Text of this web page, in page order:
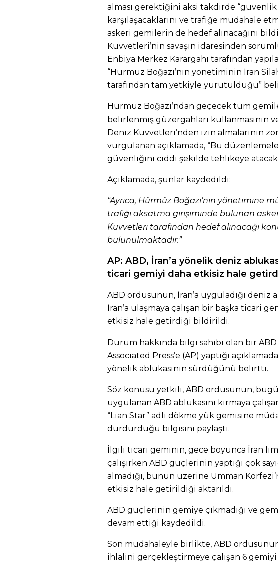
alması gerektiğini aksi takdirde
karşılaşacaklarını ve trafiğe müdahale
askeri gemilerin de hedef alınacağını
Kuvvetleri’nin savaşın idaresinden
Enbiya Merkez Karargahı tarafından
“Hürmüz Boğazı’nın yönetiminin İran
tarafından tam yetkiyle yürütüldüğü”
Hürmüz Boğazı’ndan geçecek tüm
belirlenmiş güzergahları kullanmasının
Deniz Kuvvetleri’nden izin almalarının
vurgulanan açıklamada, “Bu
güvenliğini ciddi şekilde tehlikeye
Açıklamada, şunlar kaydedildi:
“Ayrıca, Hürmüz Boğazı’nın yönetimine
trafiği aksatma girişiminde bulunan
Kuvvetleri tarafından hedef alınacağı
bulunulmaktadır.”
AP: ABD, İran’a yönelik deniz
ticari gemiyi daha etkisiz hale
ABD ordusunun, İran’a uyguladığı deniz
İran’a ulaşmaya çalışan bir başka ticari
etkisiz hale getirdiği bildirildi.
Durum hakkında bilgi sahibi olan bir
Associated Press’e (AP) yaptığı
yönelik ablukasının sürdüğünü belirtti.
Söz konusu yetkili, ABD ordusunun,
uygulanan ABD ablukasını kırmaya
“Lian Star” adlı dökme yük gemisine
durdurduğu bilgisini paylaştı.
İlgili ticari geminin, gece boyunca İran
çalışırken ABD güçlerinin yaptığı çok
almadığı, bunun üzerine Umman
etkisiz hale getirildiği aktarıldı.
ABD güçlerinin gemiye çıkmadığı ve
devam ettiği kaydedildi.
Son müdahaleyle birlikte, ABD
ihlalini gerçekleştirmeye çalışan 6